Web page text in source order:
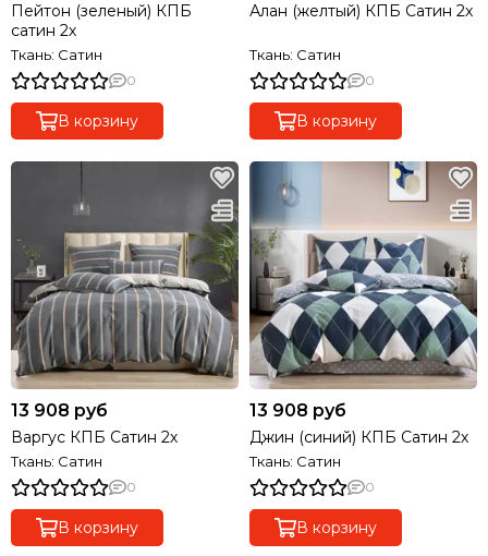
Пейтон (зеленый) КПБ
сатин 2х
Ткань: Сатин
0
В корзину
Алан (желтый) КПБ Сатин 2х
Ткань: Сатин
0
В корзину
13 908 руб
Варгус КПБ Сатин 2х
Ткань: Сатин
0
В корзину
13 908 руб
Джин (синий) КПБ Сатин 2х
Ткань: Сатин
0
В корзину